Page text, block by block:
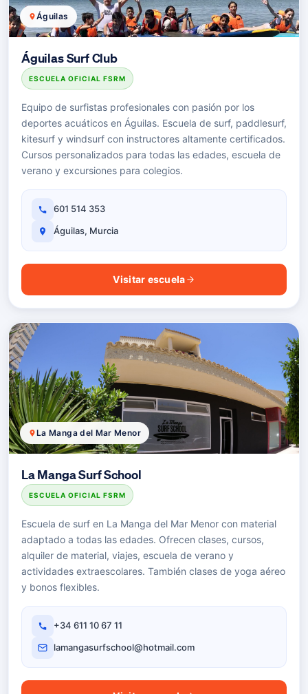
Águilas
Águilas Surf Club
ESCUELA OFICIAL FSRM
Equipo de surfistas profesionales con pasión por los
deportes acuáticos en Águilas. Escuela de surf, paddlesurf,
kitesurf y windsurf con instructores altamente certificados.
Cursos personalizados para todas las edades, escuela de
verano y excursiones para colegios.
601 514 353
Águilas, Murcia
Visitar escuela
La Manga del Mar Menor
La Manga Surf School
ESCUELA OFICIAL FSRM
Escuela de surf en La Manga del Mar Menor con material
adaptado a todas las edades. Ofrecen clases, cursos,
alquiler de material, viajes, escuela de verano y
actividades extraescolares. También clases de yoga aéreo
y bonos flexibles.
+34 611 10 67 11
lamangasurfschool@hotmail.com